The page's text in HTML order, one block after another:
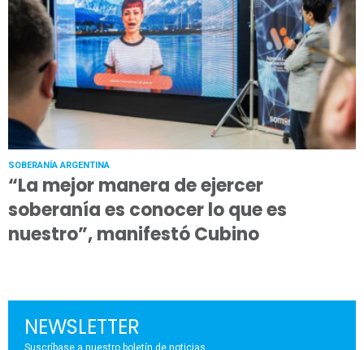
SOBERANÍA ARGENTINA
“La mejor manera de ejercer
soberanía es conocer lo que es
nuestro”, manifestó Cubino
NEWSLETTER
Suscríbase a nuestro boletín de noticias